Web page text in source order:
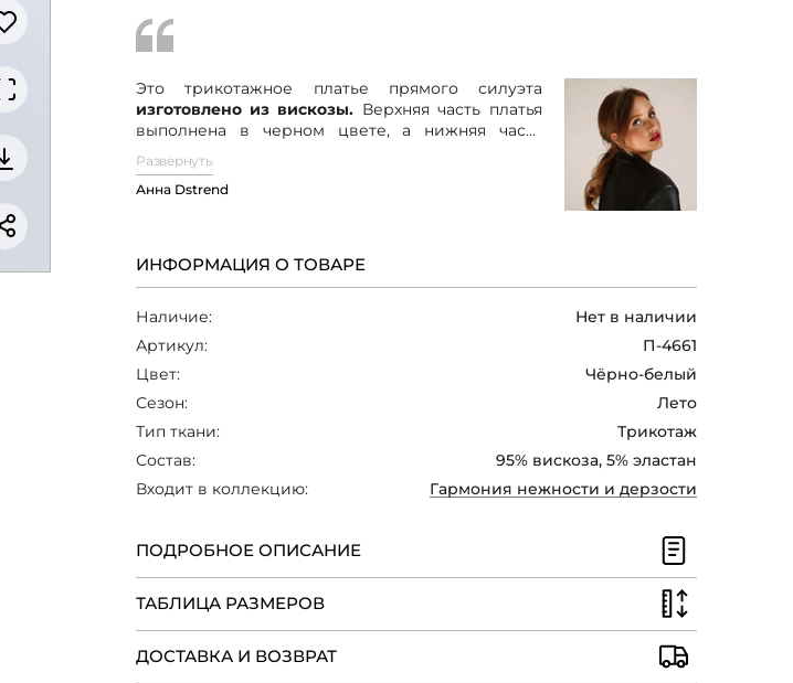
Это трикотажное платье прямого силуэта
изготовлено из вискозы. Верхняя часть платья
выполнена в черном цвете, а нижняя часть
имеет черно-белый узор. Платье оснащено
карманами и разрезами по бокам, что добавляет
ему стильности и удобства. Оно прекрасно
создавая элегантный и современный образ.
Развернуть
Анна Dstrend
ИНФОРМАЦИЯ О ТОВАРЕ
Наличие:
Нет в наличии
Артикул:
П-4661
Цвет:
Чёрно-белый
Сезон:
Лето
Тип ткани:
Трикотаж
Состав:
95% вискоза, 5% эластан
Входит в коллекцию:
Гармония нежности и дерзости
ПОДРОБНОЕ ОПИСАНИЕ
ТАБЛИЦА РАЗМЕРОВ
ДОСТАВКА И ВОЗВРАТ